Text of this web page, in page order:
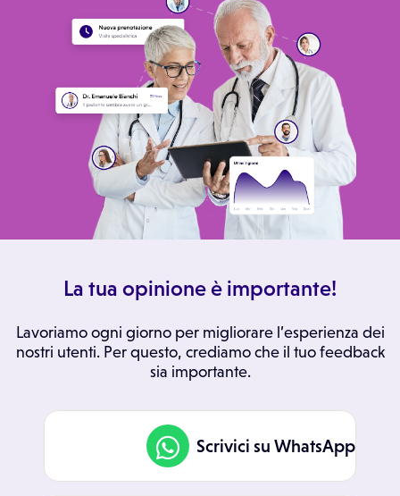
La tua opinione è importante!
Lavoriamo ogni giorno per migliorare l’esperienza dei
nostri utenti. Per questo, crediamo che il tuo feedback
sia importante.
Scrivici su WhatsApp